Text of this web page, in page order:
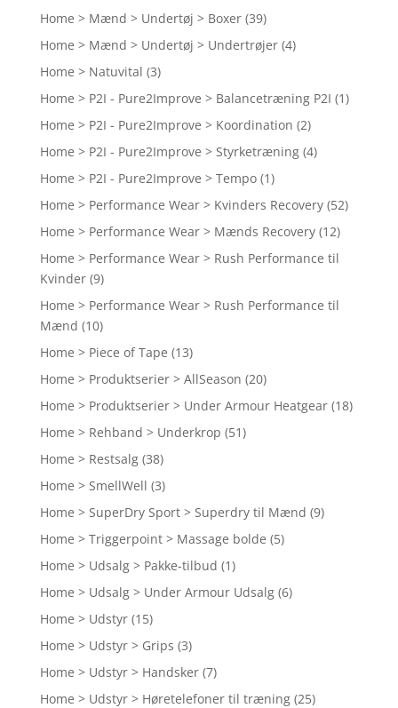
Home > Mænd > Undertøj > Boxer (39)
Home > Mænd > Undertøj > Undertrøjer (4)
Home > Natuvital (3)
Home > P2I - Pure2Improve > Balancetræning P2I (1)
Home > P2I - Pure2Improve > Koordination (2)
Home > P2I - Pure2Improve > Styrketræning (4)
Home > P2I - Pure2Improve > Tempo (1)
Home > Performance Wear > Kvinders Recovery (52)
Home > Performance Wear > Mænds Recovery (12)
Home > Performance Wear > Rush Performance til
Kvinder (9)
Home > Performance Wear > Rush Performance til
Mænd (10)
Home > Piece of Tape (13)
Home > Produktserier > AllSeason (20)
Home > Produktserier > Under Armour Heatgear (18)
Home > Rehband > Underkrop (51)
Home > Restsalg (38)
Home > SmellWell (3)
Home > SuperDry Sport > Superdry til Mænd (9)
Home > Triggerpoint > Massage bolde (5)
Home > Udsalg > Pakke-tilbud (1)
Home > Udsalg > Under Armour Udsalg (6)
Home > Udstyr (15)
Home > Udstyr > Grips (3)
Home > Udstyr > Handsker (7)
Home > Udstyr > Høretelefoner til træning (25)